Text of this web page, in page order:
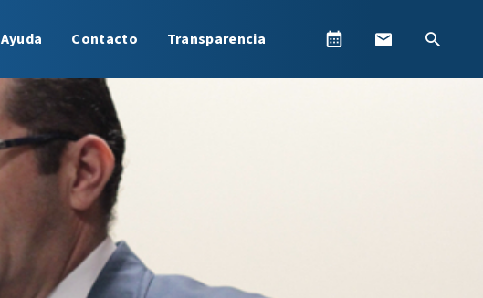
Ayuda Contacto Transparencia